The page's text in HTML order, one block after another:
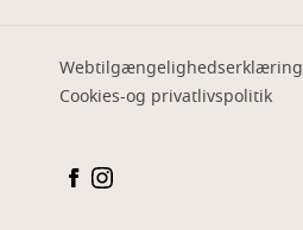
Webtilgængelighedserklæring
Cookies-og privatlivspolitik